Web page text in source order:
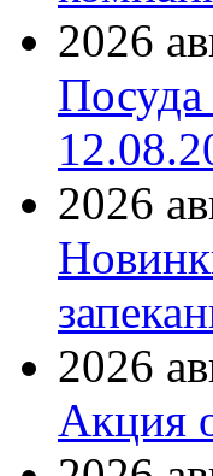
2026
2026
2026
Акция